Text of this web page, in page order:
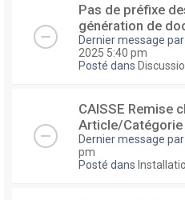
Pas de préfixe
génération de
Dernier message par
2025 5:40 pm
Posté dans
CAISSE Remise
Article/Catégorie
Dernier message par
pm
Posté dans